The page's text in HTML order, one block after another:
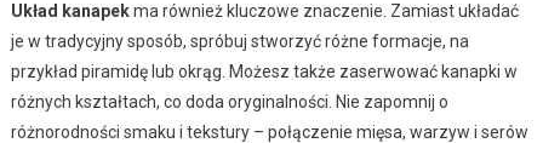
Układ kanapekma również kluczowe znaczenie. Zamiast układać
je w tradycyjny sposób, spróbuj stworzyć różne formacje, na
przykład piramidę lub okrąg. Możesz także zaserwować kanapki w
różnych kształtach, co doda oryginalności. Nie zapomnij o
różnorodności smaku i tekstury – połączenie mięsa, warzyw i serów